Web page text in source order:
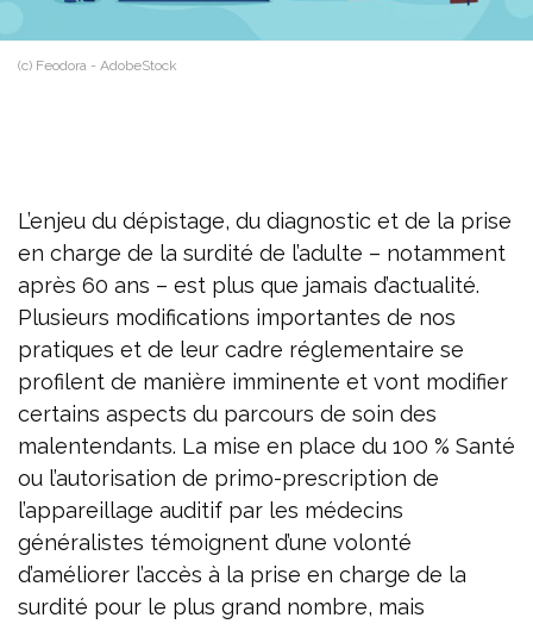
(c) Feodora - AdobeStock
L’enjeu du dépistage, du diagnostic et de la prise
en charge de la surdité de l’adulte – notamment
après 60 ans – est plus que jamais d’actualité.
Plusieurs modifications importantes de nos
pratiques et de leur cadre réglementaire se
profilent de manière imminente et vont modifier
certains aspects du parcours de soin des
malentendants. La mise en place du 100 % Santé
ou l’autorisation de primo-prescription de
l’appareillage auditif par les médecins
généralistes témoignent d’une volonté
d’améliorer l’accès à la prise en charge de la
surdité pour le plus grand nombre, mais